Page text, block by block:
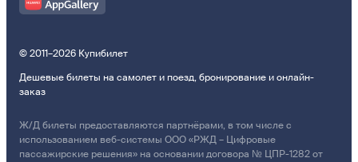
© 2011–2026 Купибилет
Дешевые билеты на самолет и поезд, бронирование и онлайн-
заказ
Ж/Д билеты предоставляются партнёрами, в том числе с
использованием веб-системы ООО «РЖД – Цифровые
пассажирские решения» на основании договора № ЦПР-1282 от